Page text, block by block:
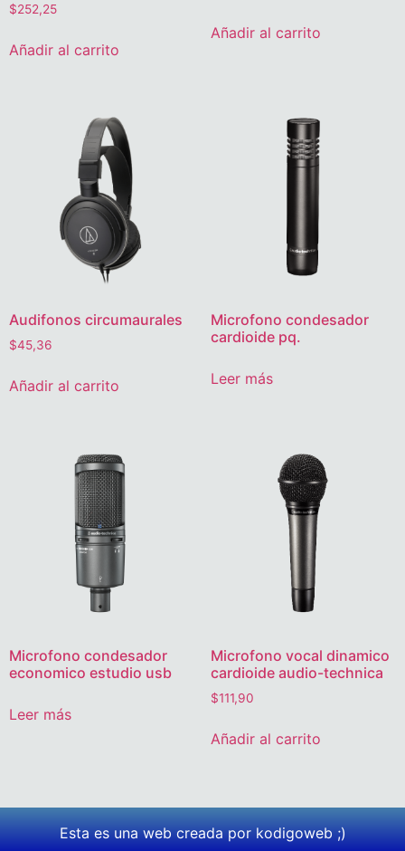
$252,25
Añadir al carrito
Añadir al carrito
Audifonos circumaurales
$45,36
Añadir al carrito
Microfono condesador
cardioide pq.
Leer más
Microfono condesador
economico estudio usb
Leer más
Microfono vocal dinamico
cardioide audio-technica
$111,90
Añadir al carrito
Esta es una web creada por kodigoweb ;)